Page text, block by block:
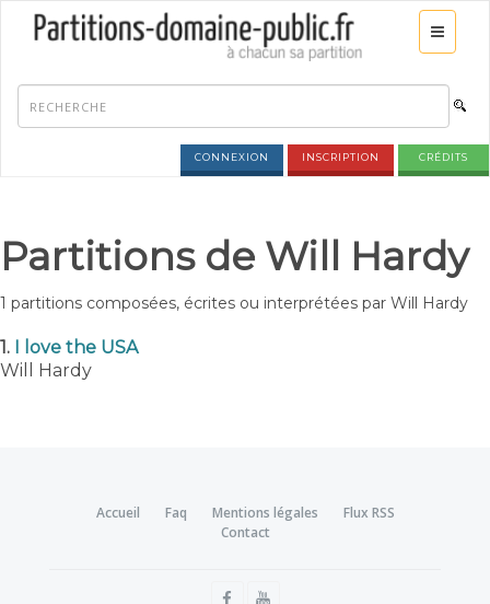
CONNEXION INSCRIPTION CRÉDITS
Partitions de Will Hardy
1 partitions composées, écrites ou interprétées par Will Hardy
1. I love the USA
Will Hardy
Accueil Faq Mentions légales
Flux RSS
Contact